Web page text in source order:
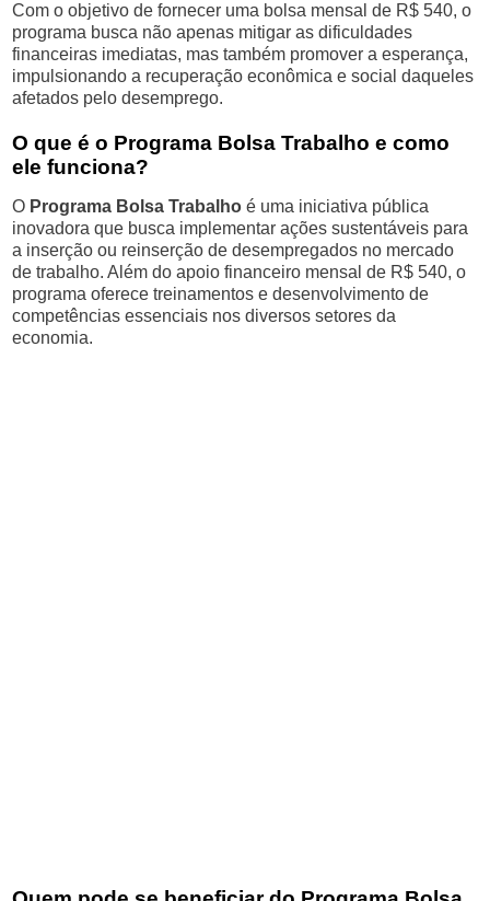
Com o objetivo de fornecer uma bolsa mensal de R$ 540, o
programa busca não apenas mitigar as dificuldades
financeiras imediatas, mas também promover a esperança,
impulsionando a recuperação econômica e social daqueles
afetados pelo desemprego.
O que é o Programa Bolsa Trabalho e como
ele funciona?
O Programa Bolsa Trabalho é uma iniciativa pública
inovadora que busca implementar ações sustentáveis para
a inserção ou reinserção de desempregados no mercado
de trabalho. Além do apoio financeiro mensal de R$ 540, o
programa oferece treinamentos e desenvolvimento de
competências essenciais nos diversos setores da
economia.